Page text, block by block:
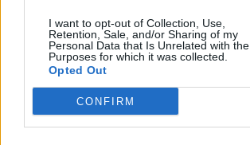
I want to opt-out of Collection, Use,
Retention, Sale, and/or Sharing of my
Personal Data that Is Unrelated with the
Purposes for which it was collected.
Opted Out
CONFIRM
VALUTARE: